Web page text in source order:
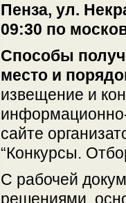
Пенза, ул.
09:30 по
Способы
место и
извещение и
сайте
“Конкурсы.
С рабочей
решениями,